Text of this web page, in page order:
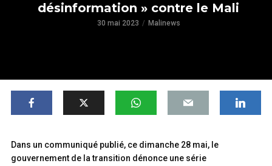
désinformation » contre le Mali
30 mai 2023 Malinews
Dans un communiqué publié, ce dimanche 28 mai, le
gouvernement de la transition dénonce une série